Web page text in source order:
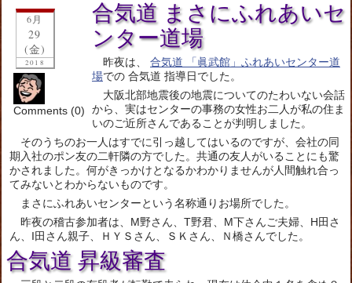
6月
29
(金)
2018
Comments (0)
合気道 まさにふれあいセ
ンター道場
昨夜は、 合気道 「眞武館」ふれあいセンター道
場での 合気道 指導日でした。
大阪北部地震後の地震についてのたわいない会話
から、実はセンターの事務の女性お二人が私の住ま
いのご近所さんであることが判明しました。
そのうちのお一人はすでに引っ越してはいるのですが、会社の同
期入社のポン友の二軒隣の方でした。共通の友人がいることにも驚
かされました。何がきっかけとなるかわかりませんが人間触れ合っ
てみないとわからないものです。
まさにふれあいセンターという名称通りお場所でした。
昨夜の稽古参加者は、M野さん、T野君、M下さんご夫婦、H田さ
ん、I田さん親子、ＨＹＳさん、ＳＫさん、Ｎ橋さんでした。
合気道 昇級審査